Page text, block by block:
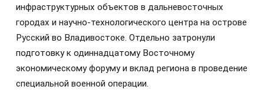
инфраструктурных объектов в дальневосточных
городах и научно-технологического центра на острове
Русский во Владивостоке. Отдельно затронули
подготовку к одиннадцатому Восточному
экономическому форуму и вклад региона в проведение
специальной военной операции.